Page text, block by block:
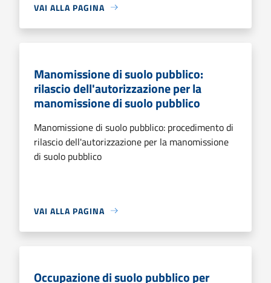
VAI ALLA PAGINA
Manomissione di suolo pubblico:
rilascio dell'autorizzazione per la
manomissione di suolo pubblico
Manomissione di suolo pubblico: procedimento di
rilascio dell'autorizzazione per la manomissione
di suolo pubblico
VAI ALLA PAGINA
Occupazione di suolo pubblico per